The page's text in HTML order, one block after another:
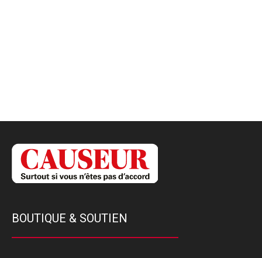
BOUTIQUE & SOUTIEN